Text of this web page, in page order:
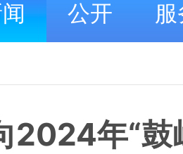
公开
2024年“鼓